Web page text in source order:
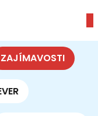
ZAJÍMAVOSTI